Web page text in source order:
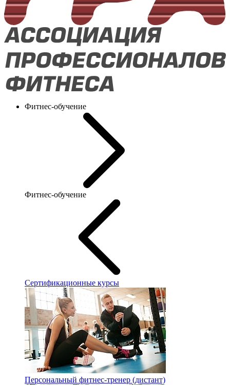
Фитнес-обучение
Фитнес-обучение
Сертификационные курсы
Персональный фитнес-тренер (дистант)